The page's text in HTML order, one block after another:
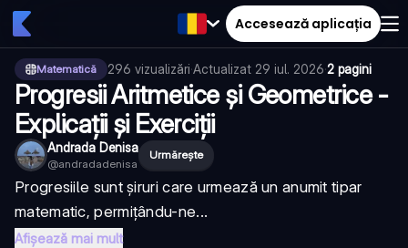
Accesează aplicația
Matematică 296 vizualizări·Actualizat 29 iul. 2026·2 pagini
Progresii Aritmetice și Geometrice -
Explicații și Exerciții
Andrada Denisa
@andradadenisa
Urmărește
Progresiile sunt șiruri care urmează un anumit tipar
matematic, permițându-ne...
Afișează mai mult